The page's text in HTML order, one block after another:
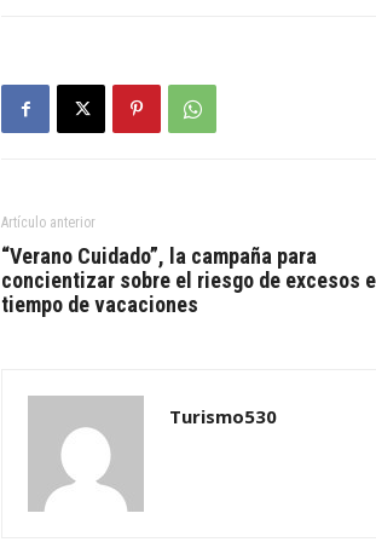
Artículo anterior
“Verano Cuidado”, la campaña para
concientizar sobre el riesgo de excesos
tiempo de vacaciones
Turismo530